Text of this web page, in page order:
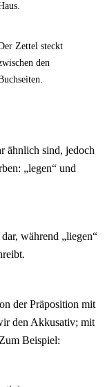
Zettel steckt
den
ähnlich sind, jedoch
„legen“ und
dar, während „liegen“
der Präposition mit
den Akkusativ; mit
Beispiel: